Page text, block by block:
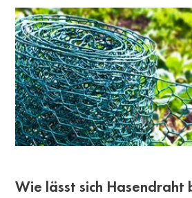
Wie lässt sich Hasendraht